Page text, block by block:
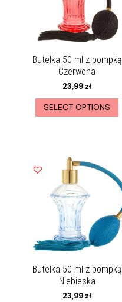
Butelka 50 ml z pompką
Czerwona
23,99 zł
SELECT OPTIONS
Butelka 50 ml z pompką
Niebieska
23,99 zł